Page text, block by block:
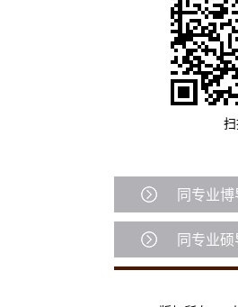
同专业博
同专业硕